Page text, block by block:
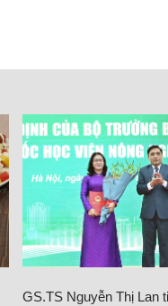
GS.TS Nguyễn Thị Lan